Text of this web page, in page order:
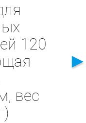
120
вес